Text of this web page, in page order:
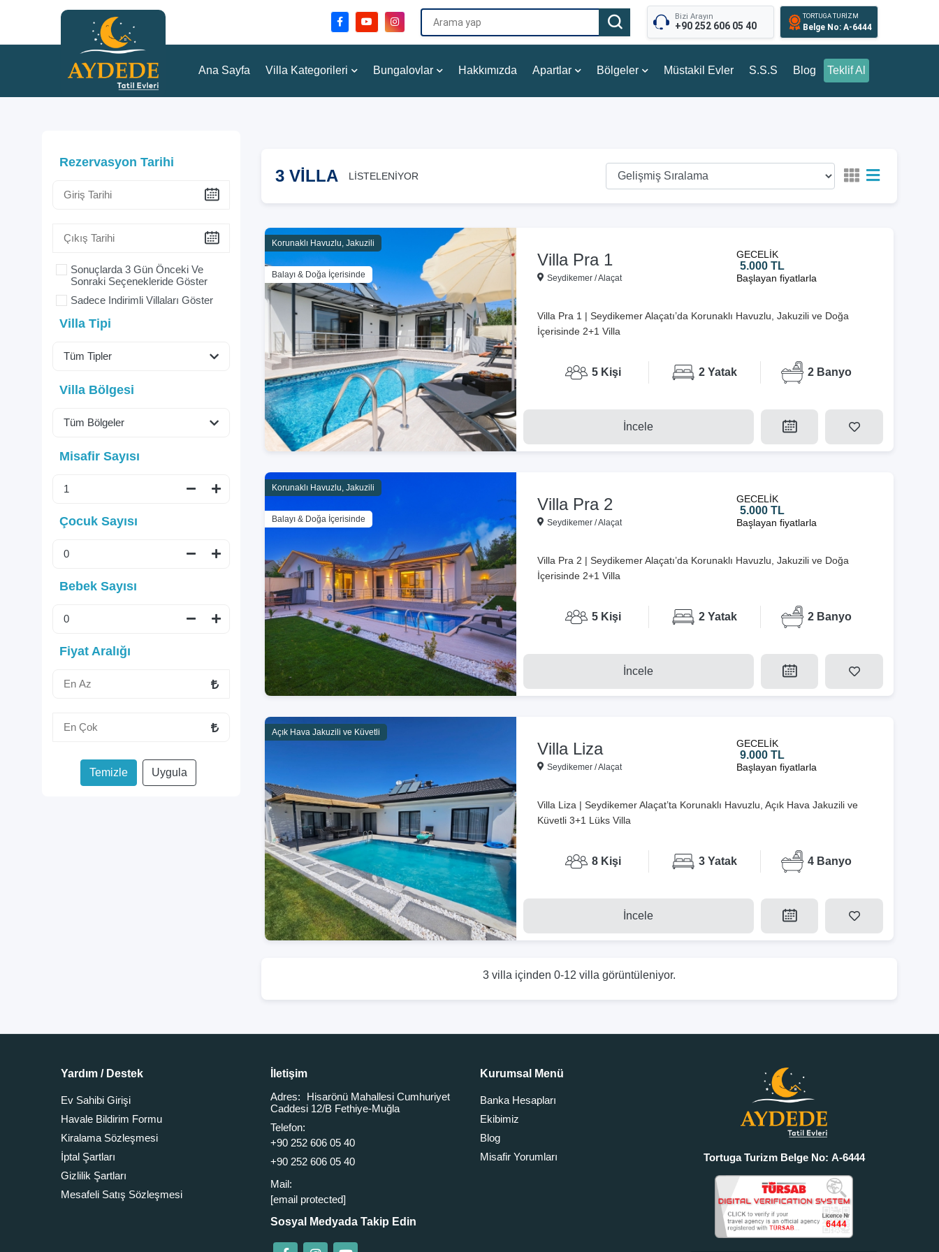
Bizi Arayın
+90 252 606 05 40
TORTUGA TURİZM
Belge No: A-6444
Ana Sayfa Villa Kategorileri Bungalovlar Hakkımızda Apartlar Bölgeler Müstakil Evler S.S.S Blog Teklif Al
Rezervasyon Tarihi
Sonuçlarda 3 Gün Önceki Ve
Sonraki Seçenekleride Göster
Sadece Indirimli Villaları Göster
Villa Tipi
Villa Bölgesi
Misafir Sayısı
Çocuk Sayısı
Bebek Sayısı
Fiyat Aralığı
Temizle Uygula
3 VİLLA LİSTELENİYOR
Korunaklı Havuzlu, Jakuzili
Balayı & Doğa İçerisinde
Villa Pra 1
Seydikemer / Alaçat
GECELİK
5.000 TL
Başlayan fiyatlarla
Villa Pra 1 | Seydikemer Alaçatı’da Korunaklı Havuzlu, Jakuzili ve Doğa
İçerisinde 2+1 Villa
5 Kişi 2 Yatak 2 Banyo
İncele
Korunaklı Havuzlu, Jakuzili
Balayı & Doğa İçerisinde
Villa Pra 2
Seydikemer / Alaçat
GECELİK
5.000 TL
Başlayan fiyatlarla
Villa Pra 2 | Seydikemer Alaçatı’da Korunaklı Havuzlu, Jakuzili ve Doğa
İçerisinde 2+1 Villa
5 Kişi 2 Yatak 2 Banyo
İncele
Açık Hava Jakuzili ve Küvetli
Villa Liza
Seydikemer / Alaçat
GECELİK
9.000 TL
Başlayan fiyatlarla
Villa Liza | Seydikemer Alaçat’ta Korunaklı Havuzlu, Açık Hava Jakuzili ve
Küvetli 3+1 Lüks Villa
8 Kişi 3 Yatak 4 Banyo
İncele
3 villa içinden 0-12 villa görüntüleniyor.
Yardım / Destek
Ev Sahibi Girişi
Havale Bildirim Formu
Kiralama Sözleşmesi
İptal Şartları
Gizlilik Şartları
Mesafeli Satış Sözleşmesi
İletişim
Adres:
Hisarönü Mahallesi Cumhuriyet
Caddesi 12/B Fethiye-Muğla
Telefon:
+90 252 606 05 40
+90 252 606 05 40
Mail:
[email protected]
Sosyal Medyada Takip Edin
Kurumsal Menü
Banka Hesapları
Ekibimiz
Blog
Misafir Yorumları
Tortuga Turizm Belge No: A-6444